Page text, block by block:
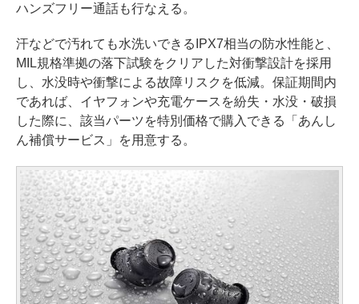
ハンズフリー通話も行なえる。
汗などで汚れても水洗いできるIPX7相当の防水性能と、
MIL規格準拠の落下試験をクリアした対衝撃設計を採用
し、水没時や衝撃による故障リスクを低減。保証期間内
であれば、イヤフォンや充電ケースを紛失・水没・破損
した際に、該当パーツを特別価格で購入できる「あんし
ん補償サービス」を用意する。